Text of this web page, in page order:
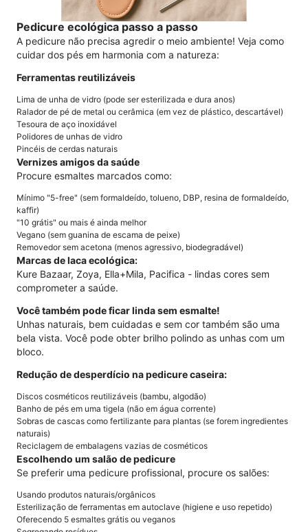
Pedicure ecológica passo a passo
A pedicure não precisa agredir o meio ambiente! Veja como
cuidar dos pés em harmonia com a natureza:
Ferramentas reutilizáveis
Lima de unha de vidro (pode ser esterilizada e dura anos)
Ralador de pé de metal ou cerâmica (em vez de plástico, descartável)
Tesoura de aço inoxidável
Polidores de unhas de vidro
Pincéis de cerdas naturais
Vernizes amigos da saúde
Procure esmaltes marcados como:
Mínimo "5-free" (sem formaldeído, tolueno, DBP, resina de formaldeído,
kaffir)
"10 grátis" ou mais é ainda melhor
Vegano (sem guanina de escama de peixe)
Removedor sem acetona (menos agressivo, biodegradável)
Marcas de laca ecológica:
Kure Bazaar, Zoya, Ella+Mila, Pacifica - lindas cores sem
comprometer a saúde.
Você também pode ficar linda sem esmalte!
Unhas naturais, bem cuidadas e sem cor também são uma
bela vista. Você pode obter brilho polindo as unhas com um
bloco.
Redução de desperdício na pedicure caseira:
Discos cosméticos reutilizáveis ​​(bambu, algodão)
Banho de pés em uma tigela (não em água corrente)
Sobras de cascas como fertilizante para plantas (se forem ingredientes
naturais)
Reciclagem de embalagens vazias de cosméticos
Escolhendo um salão de pedicure
Se preferir uma pedicure profissional, procure os salões:
Usando produtos naturais/orgânicos
Esterilização de ferramentas em autoclave (higiene e uso repetido)
Oferecendo 5 esmaltes grátis ou veganos